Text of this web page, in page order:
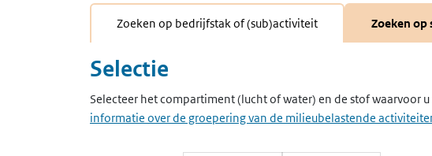
Zoeken op bedrijfstak of (sub)activiteit Zoeken op
Selectie
Selecteer het compartiment (lucht of water) en de stof waarvoor
informatie over de groepering van de milieubelastende